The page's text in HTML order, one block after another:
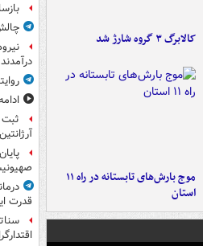
کالابرگ ۳ گروه شارژ شد
موج بارش‌های تابستانه در راه ۱۱
استان
درآمدند
آرژانتین
قدرت